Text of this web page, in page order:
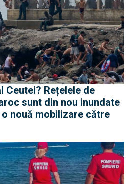
Ceutei? Rețelele de
sunt din nou inundate
nouă mobilizare către